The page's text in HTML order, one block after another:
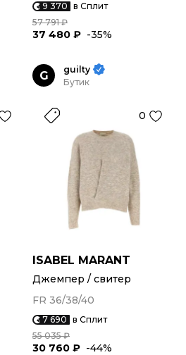
9 370 в Сплит
57 791 ₽
37 480 ₽ -35%
G
guilty
Бутик
0
ISABEL MARANT
Джемпер / свитер
FR 36/38/40
7 690 в Сплит
55 035 ₽
30 760 ₽ -44%